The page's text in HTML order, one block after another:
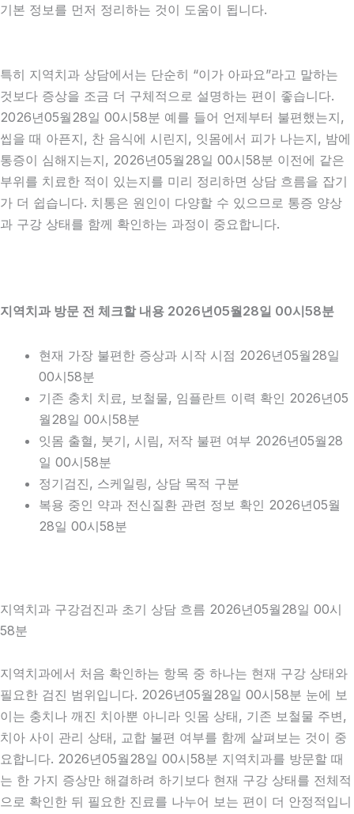
기본 정보를 먼저 정리하는 것이 도움이 됩니다.
특히 지역치과 상담에서는 단순히 “이가 아파요”라고 말하는
것보다 증상을 조금 더 구체적으로 설명하는 편이 좋습니다.
2026년05월28일 00시58분 예를 들어 언제부터 불편했는지,
씹을 때 아픈지, 찬 음식에 시린지, 잇몸에서 피가 나는지, 밤에
통증이 심해지는지, 2026년05월28일 00시58분 이전에 같은
부위를 치료한 적이 있는지를 미리 정리하면 상담 흐름을 잡기
가 더 쉽습니다. 치통은 원인이 다양할 수 있으므로 통증 양상
과 구강 상태를 함께 확인하는 과정이 중요합니다.
지역치과 방문 전 체크할 내용 2026년05월28일 00시58분
현재 가장 불편한 증상과 시작 시점 2026년05월28일
00시58분
기존 충치 치료, 보철물, 임플란트 이력 확인 2026년05
월28일 00시58분
잇몸 출혈, 붓기, 시림, 저작 불편 여부 2026년05월28
일 00시58분
정기검진, 스케일링, 상담 목적 구분
복용 중인 약과 전신질환 관련 정보 확인 2026년05월
28일 00시58분
지역치과 구강검진과 초기 상담 흐름 2026년05월28일 00시
58분
지역치과에서 처음 확인하는 항목 중 하나는 현재 구강 상태와
필요한 검진 범위입니다. 2026년05월28일 00시58분 눈에 보
이는 충치나 깨진 치아뿐 아니라 잇몸 상태, 기존 보철물 주변,
치아 사이 관리 상태, 교합 불편 여부를 함께 살펴보는 것이 중
요합니다. 2026년05월28일 00시58분 지역치과를 방문할 때
는 한 가지 증상만 해결하려 하기보다 현재 구강 상태를 전체적
으로 확인한 뒤 필요한 진료를 나누어 보는 편이 더 안정적입니